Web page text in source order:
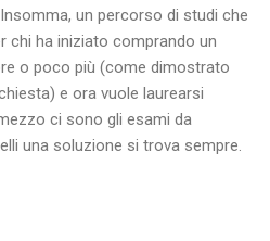
un percorso di studi che
chi ha iniziato comprando un
o poco più (come dimostrato
e ora vuole laurearsi
ci sono gli esami da
una soluzione si trova sempre.